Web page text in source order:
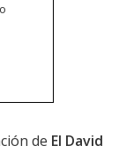
de El David